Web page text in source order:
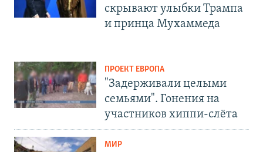
скрывают улыбки Трампа
и принца Мухаммеда
ПРОЕКТ ЕВРОПА
"Задерживали целыми
семьями". Гонения на
участников хиппи-слёта
МИР